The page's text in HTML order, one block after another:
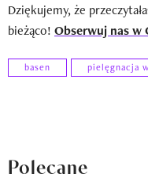
Dziękujemy, że
bieżąco! Obserwuj nas w
basen pielęgnacja
Polecane